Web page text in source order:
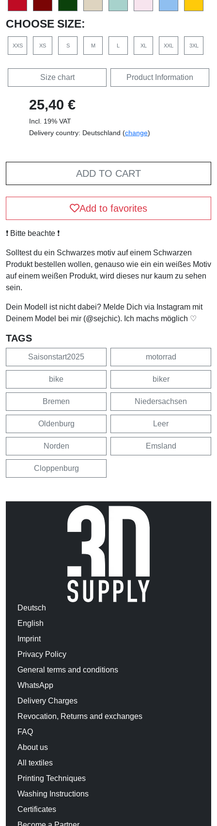
CHOOSE SIZE:
XXS XS S M L XL XXL 3XL
Size chart Product Information
25,40 €
Incl. 19% VAT
Delivery country: Deutschland (change)
ADD TO CART
Add to favorites
❗️ Bitte beachte ❗️
Solltest du ein Schwarzes motiv auf einem Schwarzen
Produkt bestellen wollen, genauso wie ein ein weißes Motiv
auf einem weißen Produkt, wird dieses nur kaum zu sehen
sein.
Dein Modell ist nicht dabei? Melde Dich via Instagram mit
Deinem Model bei mir (@sejchic). Ich machs möglich ♡
TAGS
Saisonstart2025 motorrad
bike biker
Bremen Niedersachsen
Oldenburg Leer
Norden Emsland
Cloppenburg
Deutsch
English
Imprint
Privacy Policy
General terms and conditions
WhatsApp
Delivery Charges
Revocation, Returns and exchanges
FAQ
About us
All textiles
Printing Techniques
Washing Instructions
Certificates